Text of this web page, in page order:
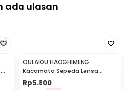
ada ulasan
OULAIOU HAOGHIMENG
Kacamata Sepeda Lensa
Mercury Cycling Outdoor Sport
- 3015
Rp5.800